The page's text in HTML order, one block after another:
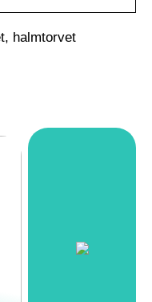
halmtorvet